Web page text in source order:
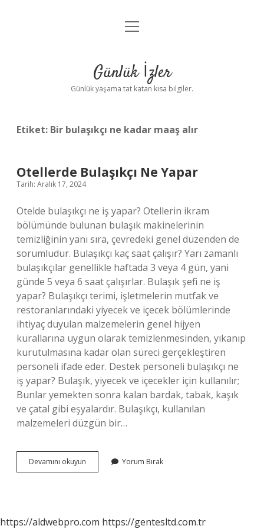
Anasayfa
Yasal Uyarı
menüyü
Günlük İzler
Günlük yaşama tat katan kısa bilgiler.
Etiket: Bir bulaşıkçı ne kadar maaş alır
Otellerde Bulaşıkçı Ne Yapar
Tarih: Aralık 17, 2024
Otelde bulaşıkçı ne iş yapar? Otellerin ikram
bölümünde bulunan bulaşık makinelerinin
temizliğinin yanı sıra, çevredeki genel düzenden de
sorumludur. Bulaşıkçı kaç saat çalışır? Yarı zamanlı
bulaşıkçılar genellikle haftada 3 veya 4 gün, yani
günde 5 veya 6 saat çalışırlar. Bulaşık şefi ne iş
yapar? Bulaşıkçı terimi, işletmelerin mutfak ve
restoranlarındaki yiyecek ve içecek bölümlerinde
ihtiyaç duyulan malzemelerin genel hijyen
kurallarına uygun olarak temizlenmesinden, yıkanıp
kurutulmasına kadar olan süreci gerçekleştiren
personeli ifade eder. Destek personeli bulaşıkçı ne
iş yapar? Bulaşık, yiyecek ve içecekler için kullanılır;
Bunlar yemekten sonra kalan bardak, tabak, kaşık
ve çatal gibi eşyalardır. Bulaşıkçı, kullanılan
malzemeleri düzgün bir…
Devamını okuyun Otellerde
Bulaşıkçı
Yorum Bırak
https://aldwebpro.com https://gentesltd.com.tr